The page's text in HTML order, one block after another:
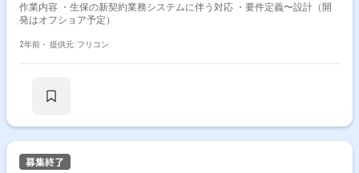
作業内容 ・生保の新契約業務システムに伴う対応 ・要件定義〜設計（開
発はオフショア予定）
2年前・ 提供元: フリコン